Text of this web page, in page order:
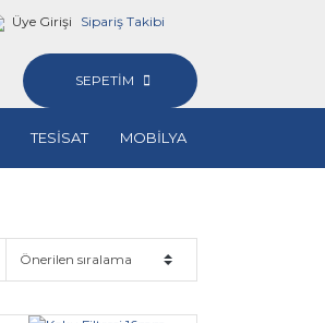
Üye Girişi Sipariş Takibi
SEPETİM
TESİSAT MOBİLYA